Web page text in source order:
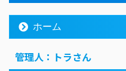
ホーム
管理人：トラさん